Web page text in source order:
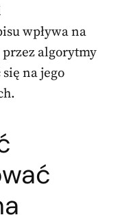
wpływa na
przez algorytmy
się na jego